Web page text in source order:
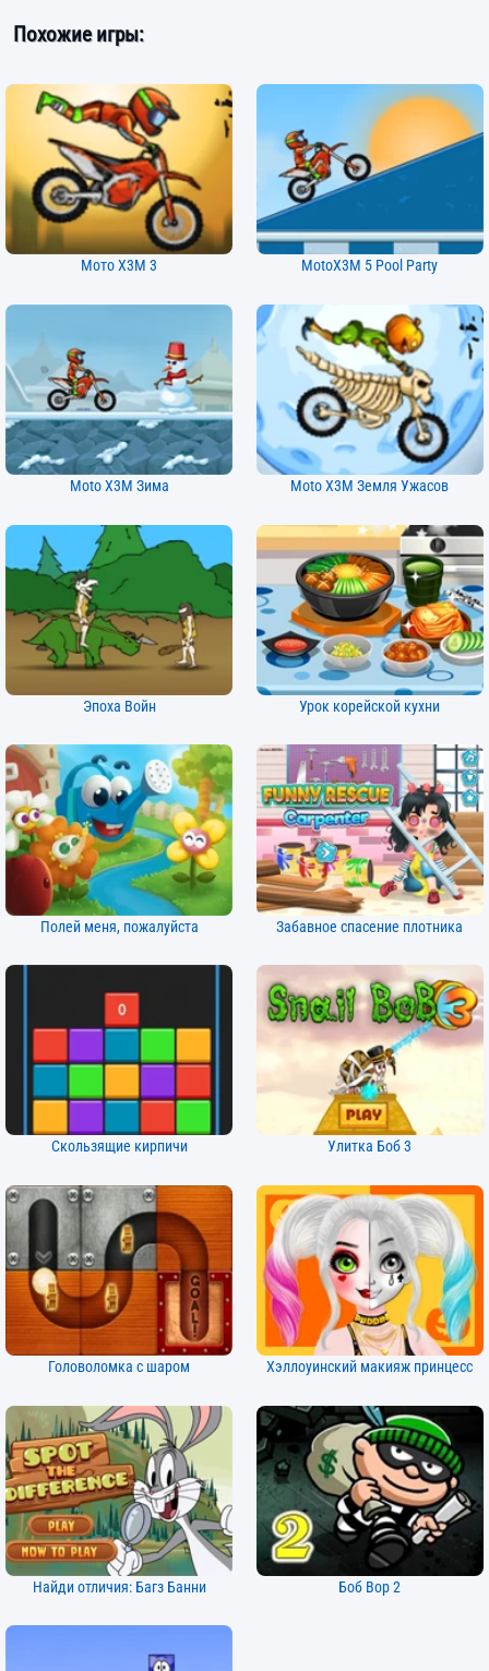
Похожие игры:
Мото X3M 3 MotoX3M 5 Pool Party
Moto X3M Зима Moto X3M Земля Ужасов
Эпоха Войн Урок корейской кухни
Полей меня, пожалуйста Забавное спасение плотника
Скользящие кирпичи Улитка Боб 3
Головоломка с шаром Хэллоуинский макияж принцесс
Найди отличия: Багз Банни Боб Вор 2